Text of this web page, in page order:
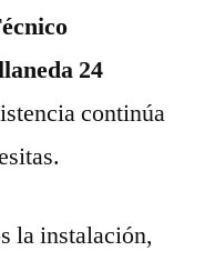
24
continúa
la instalación,